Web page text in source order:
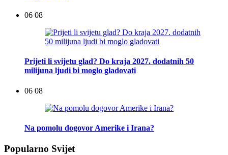
06 08
Prijeti li svijetu glad? Do kraja 2027. dodatnih 50
milijuna ljudi bi moglo gladovati
06 08
Na pomolu dogovor Amerike i Irana?
Popularno Svijet